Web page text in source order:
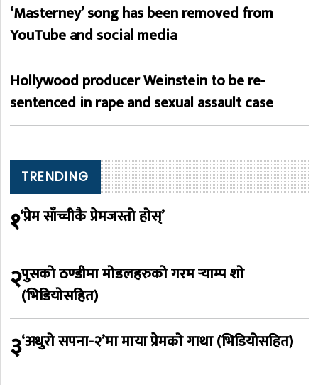
‘Masterney’ song has been removed from
YouTube and social media
Hollywood producer Weinstein to be re-
sentenced in rape and sexual assault case
TRENDING
१‘प्रेम साँच्चीकै प्रेमजस्तो होस्’
२पुसको ठण्डीमा मोडलहरुको गरम र्‍याम्प शो
(भिडियोसहित)
३‘अधुरो सपना-२’मा माया प्रेमको गाथा (भिडियोसहित)